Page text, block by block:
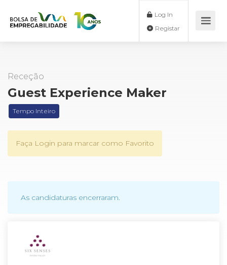
Log In
Receção
Guest Experience Maker
Tempo Inteiro
Faça Login para marcar como Favorito
As candidaturas encerraram.